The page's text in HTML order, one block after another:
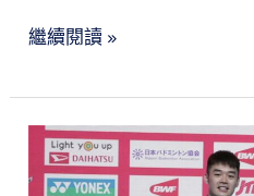
周
成
繼續閱讀 »
羽